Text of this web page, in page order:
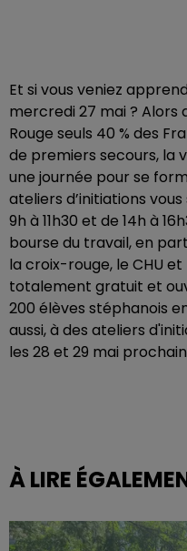
Et si vous veniez
mercredi 27 mai ? Alors
Rouge seuls 40 % des
de premiers secours, la
une journée pour se
ateliers d’initiations
9h à 11h30 et de 14h à
bourse du travail, en
la croix-rouge, le CHU et
totalement gratuit et
200 élèves stéphanois
aussi, à des ateliers
les 28 et 29 mai
À LIRE